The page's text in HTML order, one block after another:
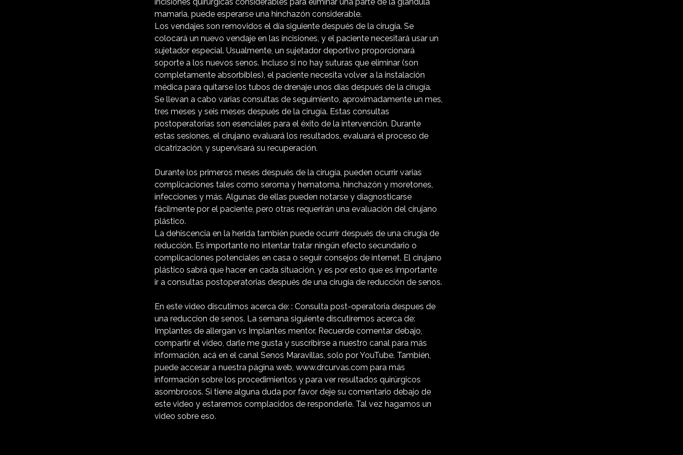
mamaria, puede esperarse una hinchazón considerable.
Los vendajes son removidos el día siguiente después de la cirugía. Se
colocará un nuevo vendaje en las incisiones, y el paciente necesitará usar un
sujetador especial. Usualmente, un sujetador deportivo proporcionará
soporte a los nuevos senos. Incluso si no hay suturas que eliminar (son
completamente absorbibles), el paciente necesita volver a la instalación
médica para quitarse los tubos de drenaje unos días después de la cirugía.
Se llevan a cabo varias consultas de seguimiento, aproximadamente un mes,
tres meses y seis meses después de la cirugía. Estas consultas
postoperatorias son esenciales para el éxito de la intervención. Durante
estas sesiones, el cirujano evaluará los resultados, evaluará el proceso de
cicatrización, y supervisará su recuperación.
Durante los primeros meses después de la cirugía, pueden ocurrir varias
complicaciones tales como seroma y hematoma, hinchazón y moretones,
infecciones y más. Algunas de ellas pueden notarse y diagnosticarse
fácilmente por el paciente, pero otras requerirán una evaluación del cirujano
plástico.
La dehiscencia en la herida también puede ocurrir después de una cirugía de
reducción. Es importante no intentar tratar ningún efecto secundario o
complicaciones potenciales en casa o seguir consejos de internet. El cirujano
plástico sabrá que hacer en cada situación, y es por esto que es importante
ir a consultas postoperatorias después de una cirugía de reducción de senos.
En este video discutimos acerca de: : Consulta post-operatoria despues de
una reduccion de senos. La semana siguiente discutiremos acerca de:
Implantes de allergan vs Implantes mentor. Recuerde comentar debajo,
compartir el video, darle me gusta y suscribirse a nuestro canal para más
información, acá en el canal Senos Maravillas, solo por YouTube. También,
puede accesar a nuestra página web, www.drcurvas.com para más
información sobre los procedimientos y para ver resultados quirúrgicos
asombrosos. Si tiene alguna duda por favor deje su comentario debajo de
este video y estaremos complacidos de responderle. Tal vez hagamos un
video sobre eso.